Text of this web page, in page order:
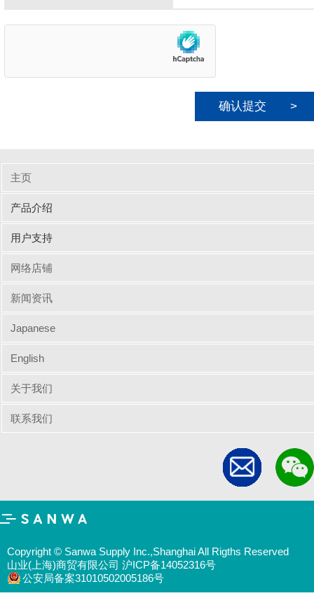
に
て
く
さ
主页
产品介绍
输入周边设备
网线/线缆
电脑配件
手机/平板配件
桌子
椅子
商业办公
用户支持
驱动/说明书下载
Q&A（常见问题）
网络店铺
新闻资讯
Japanese
English
关于我们
联系我们
Copyright © Sanwa Supply Inc.,Shanghai All Rigths Reserved
山业(上海)商贸有限公司 沪ICP备14052316号
公安局备案31010502005186号